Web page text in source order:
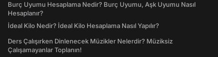
Burç Uyumu Hesaplama Nedir? Burç Uyumu, Aşk Uyumu Nasıl
Hesaplanır?
İdeal Kilo Nedir? İdeal Kilo Hesaplama Nasıl Yapılır?
Ders Çalışırken Dinlenecek Müzikler Nelerdir? Müziksiz
Çalışamayanlar Toplanın!